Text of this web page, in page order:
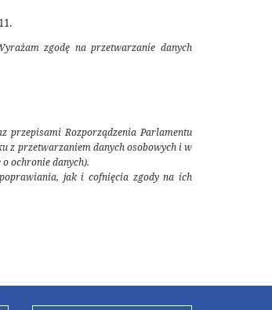
zgodę na przetwarzanie danych
przepisami RozporządzeniaParlamentu
z przetwarzaniem danych osobowych i w
ochronie danych).
jak i cofnięcia zgody na ich